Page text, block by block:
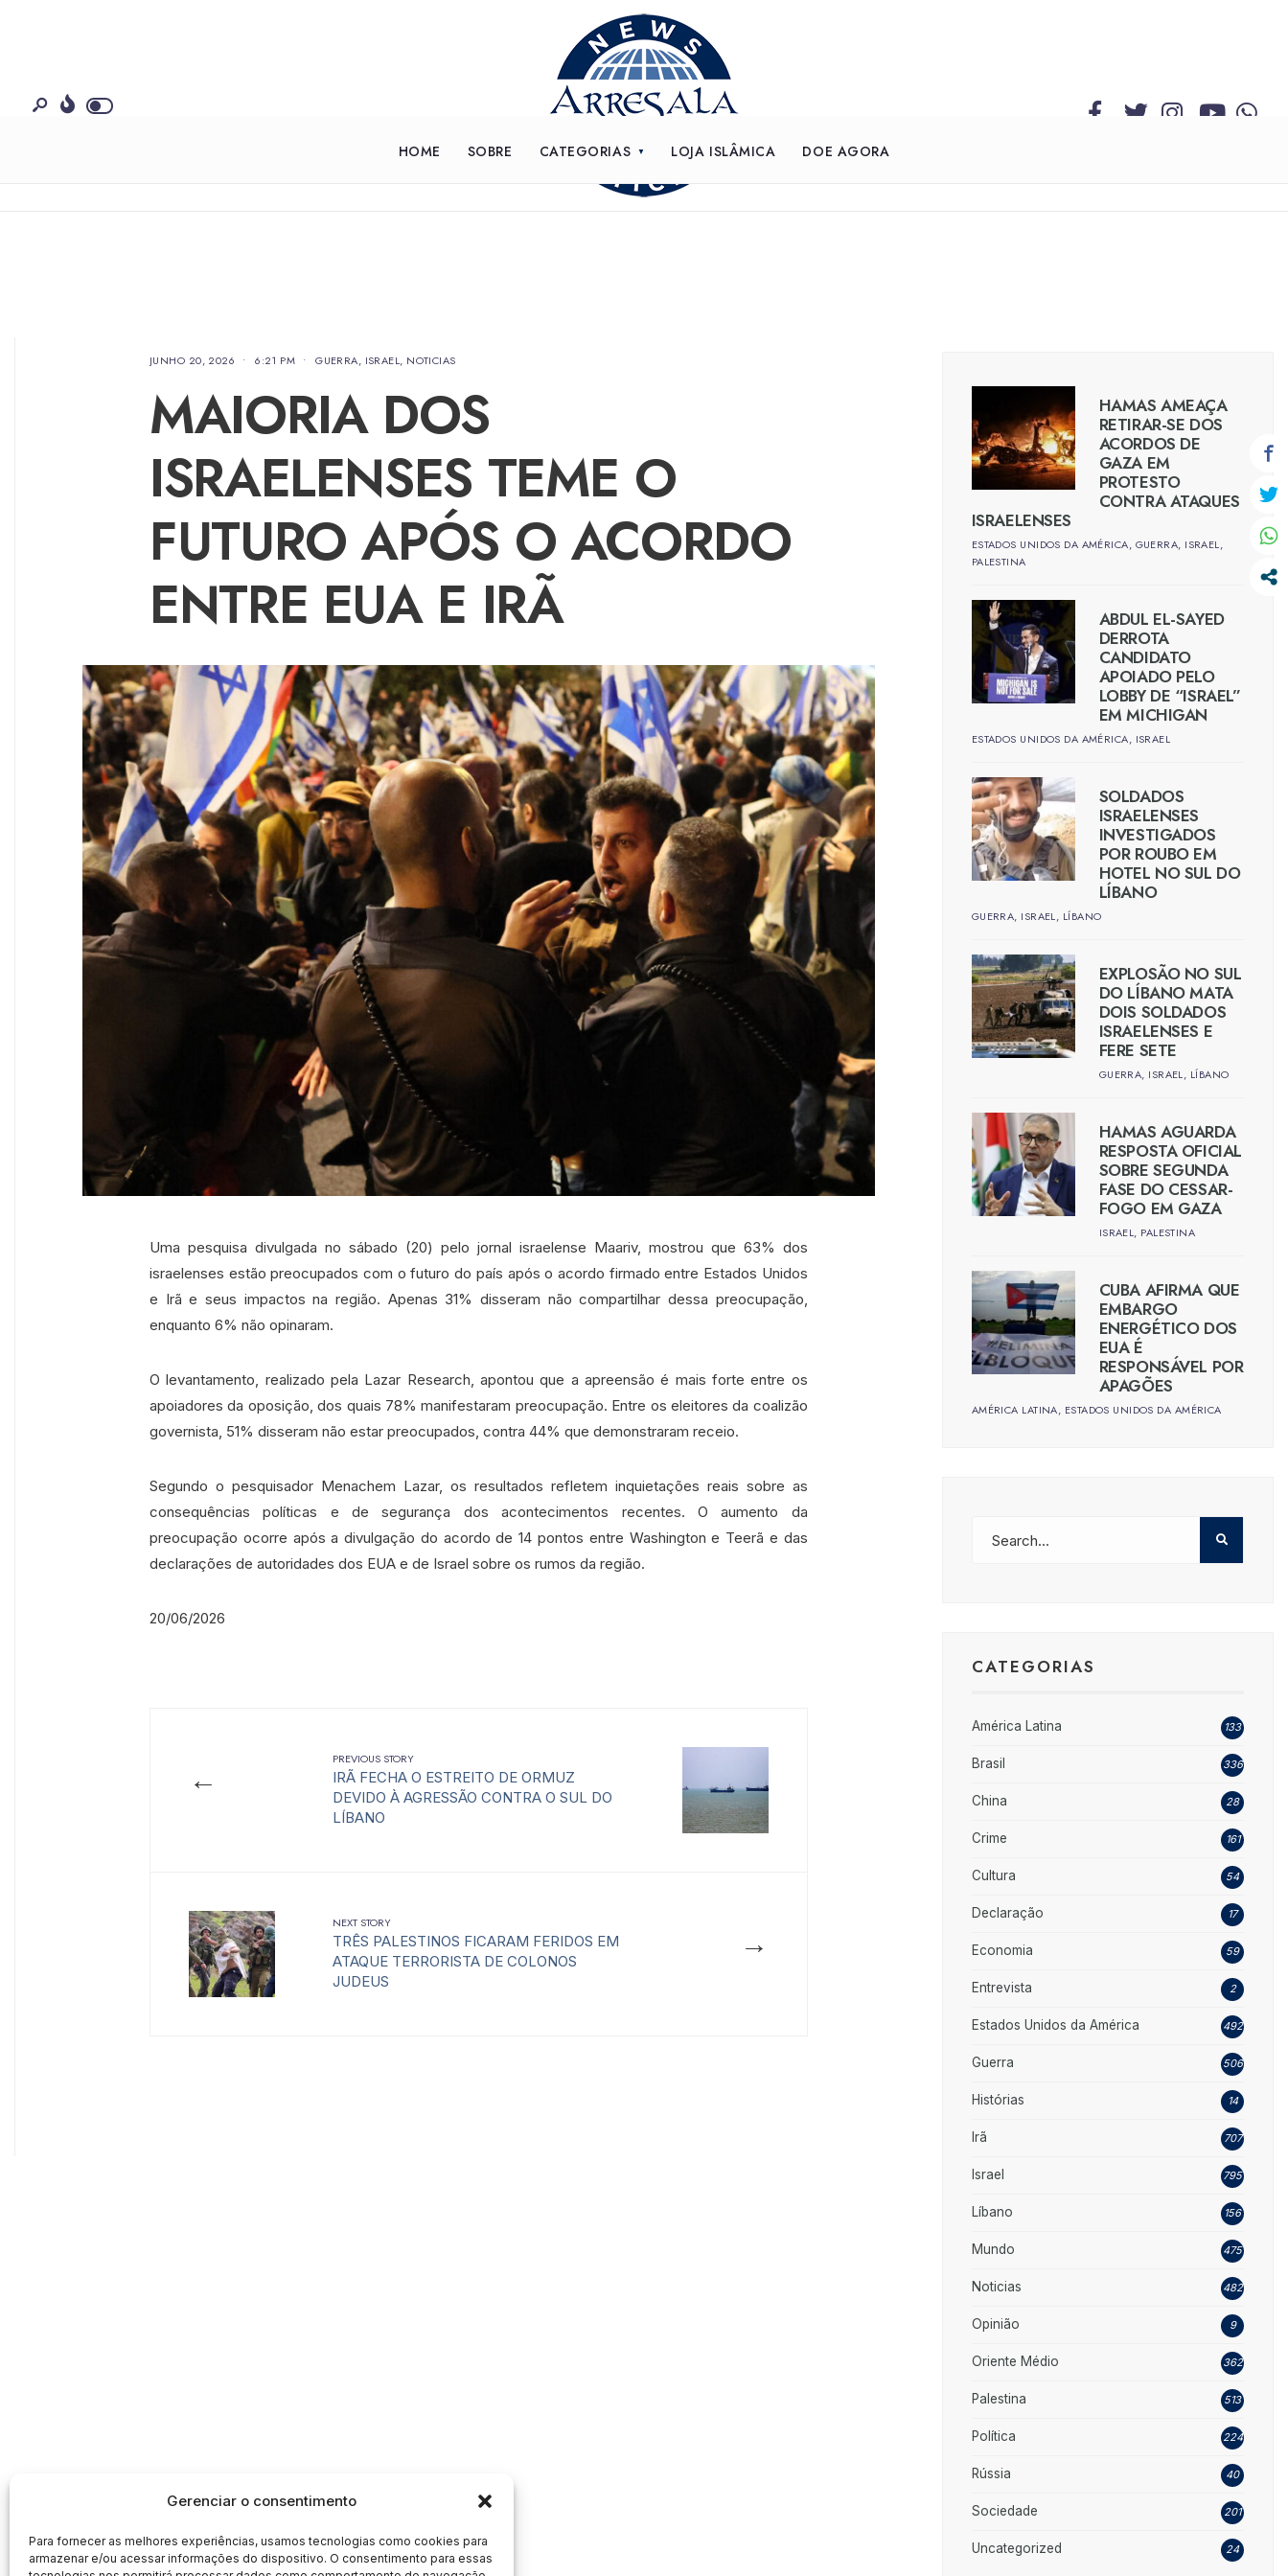
Gerenciar o consentimento
Para fornecer as melhores experiências, usamos tecnologias como cookies para
armazenar e/ou acessar informações do dispositivo. O consentimento para essas
HOME SOBRE CATEGORIAS LOJA ISLÂMICA DOE AGORA
JUNHO 20, 2026 • 6:21 PM • GUERRA, ISRAEL, NOTICIAS
MAIORIA DOS
ISRAELENSES TEME O
FUTURO APÓS O ACORDO
ENTRE EUA E IRÃ
Uma pesquisa divulgada no sábado (20) pelo jornal israelense Maariv, mostrou que 63% dos
israelenses estão preocupados com o futuro do país após o acordo firmado entre Estados Unidos
e Irã e seus impactos na região. Apenas 31% disseram não compartilhar dessa preocupação,
enquanto 6% não opinaram.
O levantamento, realizado pela Lazar Research, apontou que a apreensão é mais forte entre os
apoiadores da oposição, dos quais 78% manifestaram preocupação. Entre os eleitores da coalizão
governista, 51% disseram não estar preocupados, contra 44% que demonstraram receio.
Segundo o pesquisador Menachem Lazar, os resultados refletem inquietações reais sobre as
consequências políticas e de segurança dos acontecimentos recentes. O aumento da
preocupação ocorre após a divulgação do acordo de 14 pontos entre Washington e Teerã e das
declarações de autoridades dos EUA e de Israel sobre os rumos da região.
20/06/2026
←
PREVIOUS STORY
IRÃ FECHA O ESTREITO DE ORMUZ
DEVIDO À AGRESSÃO CONTRA O SUL DO
LÍBANO
→
NEXT STORY
TRÊS PALESTINOS FICARAM FERIDOS EM
ATAQUE TERRORISTA DE COLONOS
JUDEUS
HAMAS AMEAÇA
RETIRAR-SE DOS
ACORDOS DE
GAZA EM
PROTESTO
CONTRA ATAQUES
ISRAELENSES
ESTADOS UNIDOS DA AMÉRICA, GUERRA, ISRAEL,
PALESTINA
ABDUL EL-SAYED
DERROTA
CANDIDATO
APOIADO PELO
LOBBY DE “ISRAEL”
EM MICHIGAN
ESTADOS UNIDOS DA AMÉRICA, ISRAEL
SOLDADOS
ISRAELENSES
INVESTIGADOS
POR ROUBO EM
HOTEL NO SUL DO
LÍBANO
GUERRA, ISRAEL, LÍBANO
EXPLOSÃO NO SUL
DO LÍBANO MATA
DOIS SOLDADOS
ISRAELENSES E
FERE SETE
GUERRA, ISRAEL, LÍBANO
HAMAS AGUARDA
RESPOSTA OFICIAL
SOBRE SEGUNDA
FASE DO CESSAR-
FOGO EM GAZA
ISRAEL, PALESTINA
CUBA AFIRMA QUE
EMBARGO
ENERGÉTICO DOS
EUA É
RESPONSÁVEL POR
APAGÕES
AMÉRICA LATINA, ESTADOS UNIDOS DA AMÉRICA
CATEGORIAS
América Latina 133
Brasil 336
China 28
Crime 161
Cultura 54
Declaração 17
Economia 59
Entrevista 2
Estados Unidos da América 492
Guerra 506
Histórias 14
Irã 707
Israel 795
Líbano 156
Mundo 475
Noticias 482
Opinião 9
Oriente Médio 362
Palestina 513
Política 224
Rússia 40
Sociedade 201
Uncategorized 24